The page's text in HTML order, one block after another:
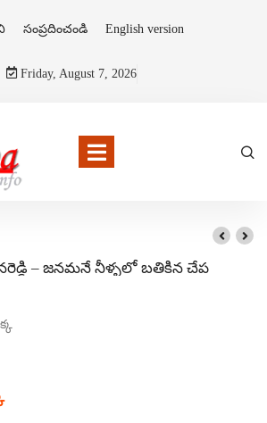
సంప్రదించండి English version
Friday, August 7, 2026
– జనమనే నీళ్ళలో బతికిన చేప